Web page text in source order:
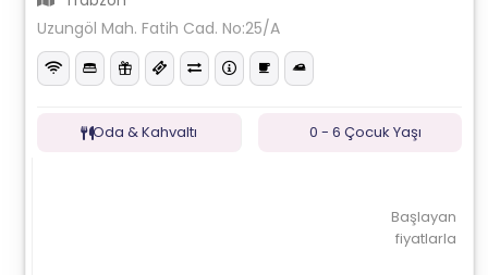
Uzungöl Mah. Fatih Cad. No:25/A
Oda & Kahvaltı 0 - 6 Çocuk Yaşı
Başlayan
fiyatlarla